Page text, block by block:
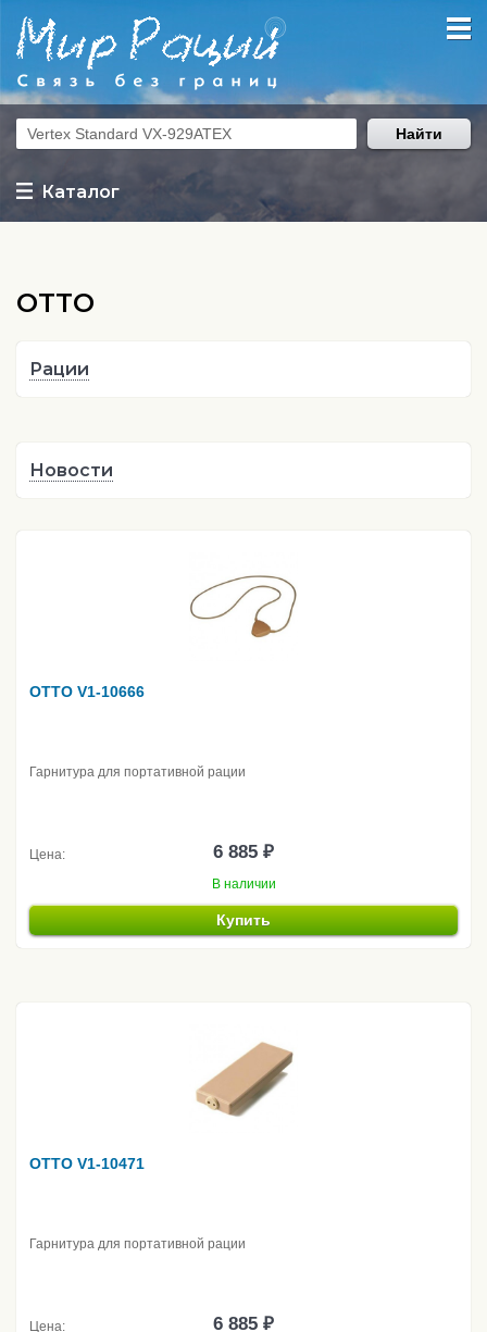
Каталог
Найти
OTTO
Рации
Новости
OTTO V1-10666
Гарнитура для портативной рации
Цена: 6 885 ₽
В наличии
Купить
OTTO V1-10471
Гарнитура для портативной рации
Цена: 6 885 ₽